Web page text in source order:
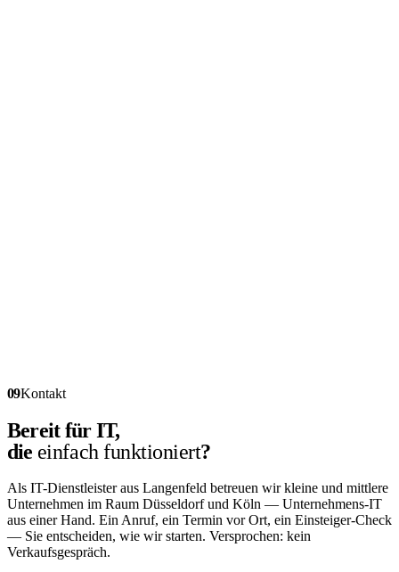
09Kontakt
Bereit für IT,
die einfach funktioniert?
Als IT-Dienstleister aus Langenfeld betreuen wir kleine und mittlere
Unternehmen im Raum Düsseldorf und Köln — Unternehmens-IT
aus einer Hand. Ein Anruf, ein Termin vor Ort, ein Einsteiger-Check
— Sie entscheiden, wie wir starten. Versprochen: kein
Verkaufsgespräch.